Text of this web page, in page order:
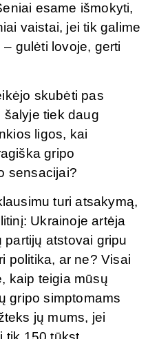
esame išmokyti,
vaistai, jei tik galime
gulėti lovoje, gerti
skubėti pas
tiek daug
ligos, kai
gripo
sensacijai?
turi atsakymą,
Ukrainoje artėja
partijų atstovai gripu
politika, ar ne? Visai
kaip teigia mūsų
gripo simptomams
jų mums, jei